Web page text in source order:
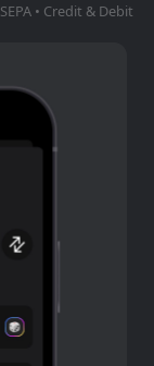
• Credit & Debit